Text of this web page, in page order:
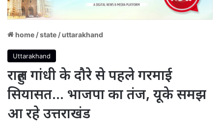
home /state /uttarakhand
Uttarakhand
राहुल गांधी के दौरे से पहले गरमाई
सियासत… भाजपा का तंज, यूके समझ
आ रहे उत्तराखंड